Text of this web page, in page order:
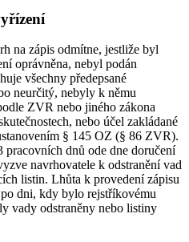
na zápis odmítne, jestliže byl
oprávněna, nebyl podán
všechny předepsané
neurčitý, nebyly k němu
ZVR nebo jiného zákona
nebo účel zakládané
§ 145 OZ (§ 86 ZVR).
dnů ode dne doručení
navrhovatele k odstranění vad
listin. Lhůta k provedení zápisu
dni, kdy bylo rejstříkovému
vady odstraněny nebo listiny